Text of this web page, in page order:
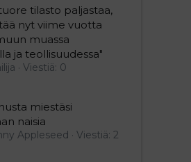
tilasto paljastaa,
nyt viime vuotta
muassa
ja teollisuudessa"
Viestiä: 0
miestäsi
naisia
Appleseed
Viestiä: 2